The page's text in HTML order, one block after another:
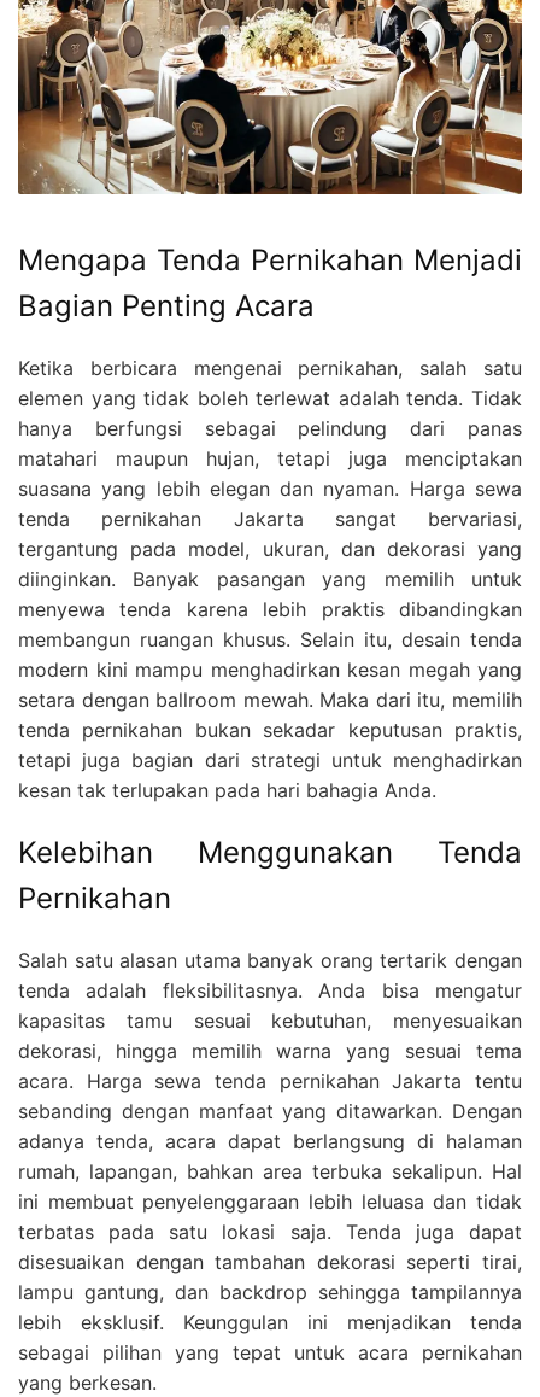
Mengapa Tenda Pernikahan Menjadi
Bagian Penting Acara
Ketika berbicara mengenai pernikahan, salah satu
elemen yang tidak boleh terlewat adalah tenda. Tidak
hanya berfungsi sebagai pelindung dari panas
matahari maupun hujan, tetapi juga menciptakan
suasana yang lebih elegan dan nyaman. Harga sewa
tenda pernikahan Jakarta sangat bervariasi,
tergantung pada model, ukuran, dan dekorasi yang
diinginkan. Banyak pasangan yang memilih untuk
menyewa tenda karena lebih praktis dibandingkan
membangun ruangan khusus. Selain itu, desain tenda
modern kini mampu menghadirkan kesan megah yang
setara dengan ballroom mewah. Maka dari itu, memilih
tenda pernikahan bukan sekadar keputusan praktis,
tetapi juga bagian dari strategi untuk menghadirkan
kesan tak terlupakan pada hari bahagia Anda.
Kelebihan Menggunakan Tenda
Pernikahan
Salah satu alasan utama banyak orang tertarik dengan
tenda adalah fleksibilitasnya. Anda bisa mengatur
kapasitas tamu sesuai kebutuhan, menyesuaikan
dekorasi, hingga memilih warna yang sesuai tema
acara. Harga sewa tenda pernikahan Jakarta tentu
sebanding dengan manfaat yang ditawarkan. Dengan
adanya tenda, acara dapat berlangsung di halaman
rumah, lapangan, bahkan area terbuka sekalipun. Hal
ini membuat penyelenggaraan lebih leluasa dan tidak
terbatas pada satu lokasi saja. Tenda juga dapat
disesuaikan dengan tambahan dekorasi seperti tirai,
lampu gantung, dan backdrop sehingga tampilannya
lebih eksklusif. Keunggulan ini menjadikan tenda
sebagai pilihan yang tepat untuk acara pernikahan
yang berkesan.